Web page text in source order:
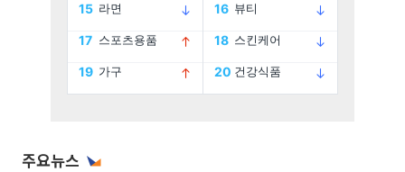
주요뉴스